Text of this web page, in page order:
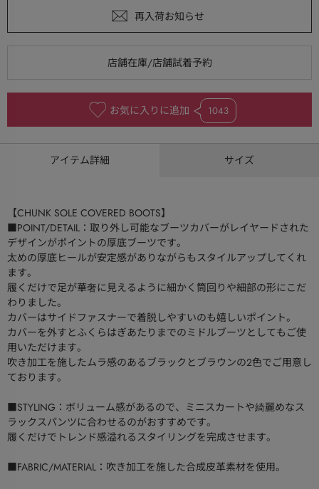
お気に入りに追加 1043
アイテム詳細 サイズ
【CHUNK SOLE COVERED BOOTS】
■POINT/DETAIL：取り外し可能なブーツカバーがレイヤードされた
デザインがポイントの厚底ブーツです。
太めの厚底ヒールが安定感がありながらもスタイルアップしてくれ
ます。
履くだけで足が華奢に見えるように細かく筒回りや細部の形にこだ
わりました。
カバーはサイドファスナーで着脱しやすいのも嬉しいポイント。
カバーを外すとふくらはぎあたりまでのミドルブーツとしてもご使
用いただけます。
吹き加工を施したムラ感のあるブラックとブラウンの2色でご用意し
ております。
■STYLING：ボリューム感があるので、ミニスカートや綺麗めなス
ラックスパンツに合わせるのがおすすめです。
履くだけでトレンド感溢れるスタイリングを完成させます。
■FABRIC/MATERIAL：吹き加工を施した合成皮革素材を使用。